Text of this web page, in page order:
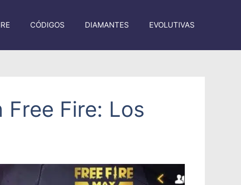
CÓDIGOS DIAMANTES EVOLUTIVAS
Fire: Los